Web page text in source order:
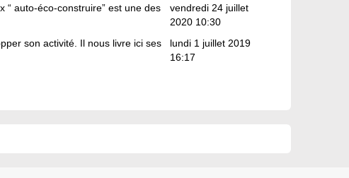
“ auto-éco-construire” est une des
vendredi 24 juillet
2020 10:30
son activité. Il nous livre ici ses
lundi 1 juillet 2019
16:17